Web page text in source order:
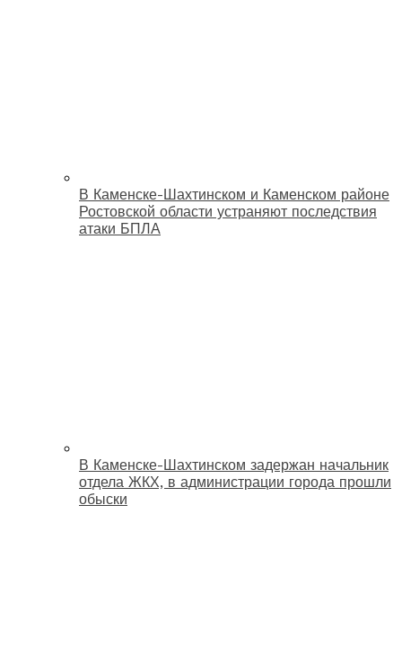
В Каменске-Шахтинском и Каменском районе
Ростовской области устраняют последствия
атаки БПЛА
В Каменске-Шахтинском задержан начальник
отдела ЖКХ, в администрации города прошли
обыски